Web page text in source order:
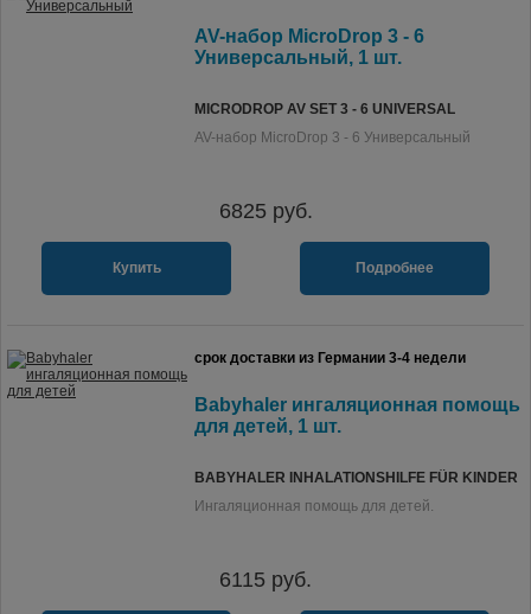
AV-набор MicroDrop 3 - 6
Универсальный, 1 шт.
MICRODROP AV SET 3 - 6 UNIVERSAL
AV-набор MicroDrop 3 - 6 Универсальный
6825 руб.
Купить Подробнее
срок доставки из Германии 3-4 недели
Babyhaler ингаляционная помощь
для детей, 1 шт.
BABYHALER INHALATIONSHILFE FÜR KINDER
Ингаляционная помощь для детей.
6115 руб.